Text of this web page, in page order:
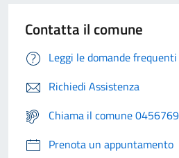
Contatta il comune
Leggi le domande frequenti
Richiedi Assistenza
Chiama il comune
Prenota un appuntamento